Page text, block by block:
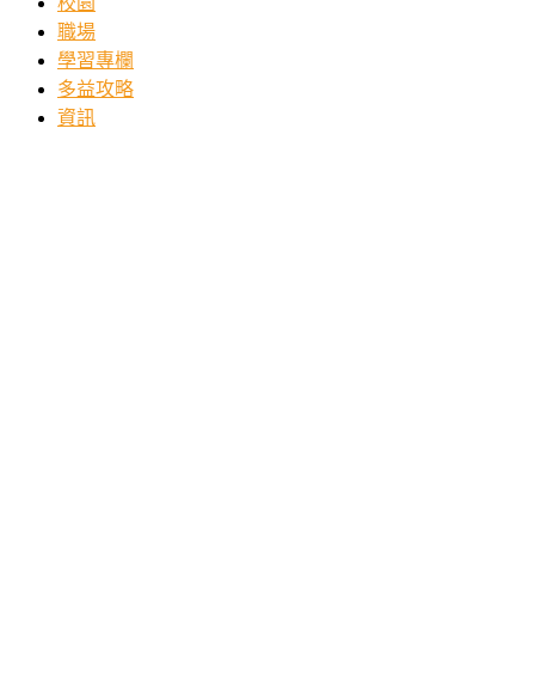
職場
學習專欄
多益攻略
資訊